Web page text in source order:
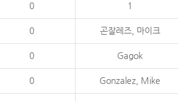
0 1
0 곤잘레즈, 마이크
0 Gagok
0 Gonzalez, Mike